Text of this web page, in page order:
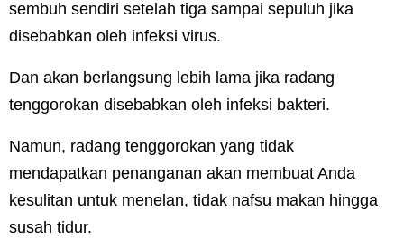
sembuh sendiri setelah tiga sampai sepuluh jika
disebabkan oleh infeksi virus.
Dan akan berlangsung lebih lama jika radang
tenggorokan disebabkan oleh infeksi bakteri.
Namun, radang tenggorokan yang tidak
mendapatkan penanganan akan membuat Anda
kesulitan untuk menelan, tidak nafsu makan hingga
susah tidur.